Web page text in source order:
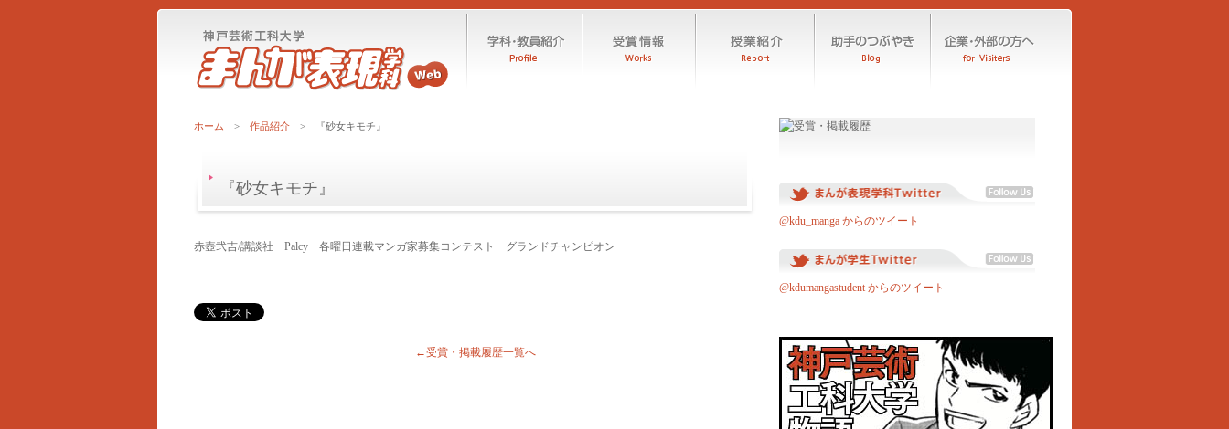
ホーム > 作品紹介 > 『砂女キモチ』
『砂女キモチ』
赤壺弐吉/講談社 Palcy 各曜日連載マンガ家募集コンテスト グランドチャンピオン
←受賞・掲載履歴一覧へ
@kdu_manga からのツイート
@kdumangastudent からのツイート